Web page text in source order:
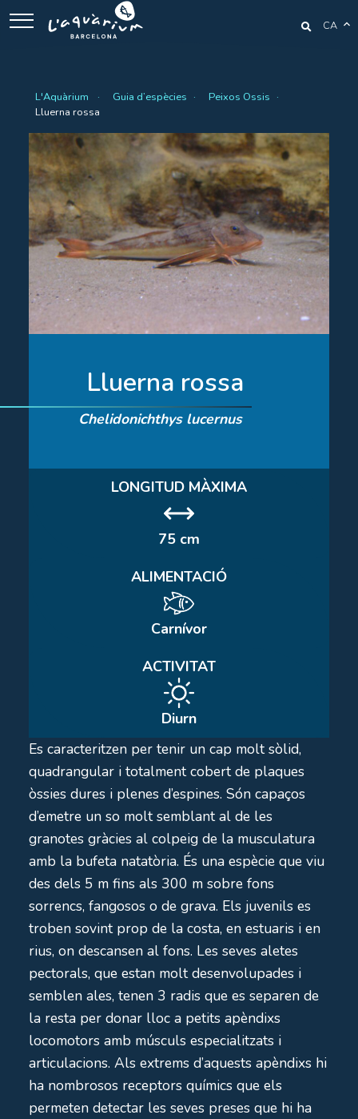
CA
L'Aquàrium Guia d’espècies
Peixos Ossis
Lluerna rossa
Lluerna rossa
Chelidonichthys lucernus
LONGITUD MÀXIMA
75 cm
ALIMENTACIÓ
Carnívor
ACTIVITAT
Diurn
Es caracteritzen per tenir un cap molt sòlid,
quadrangular i totalment cobert de plaques
òssies dures i plenes d’espines. Són capaços
d’emetre un so molt semblant al de les
granotes gràcies al colpeig de la musculatura
amb la bufeta natatòria. És una espècie que viu
des dels 5 m fins als 300 m sobre fons
sorrencs, fangosos o de grava. Els juvenils es
troben sovint prop de la costa, en estuaris i en
rius, on descansen al fons. Les seves aletes
pectorals, que estan molt desenvolupades i
semblen ales, tenen 3 radis que es separen de
la resta per donar lloc a petits apèndixs
locomotors amb músculs especialitzats i
articulacions. Als extrems d’aquests apèndixs hi
ha nombrosos receptors químics que els
permeten detectar les seves preses que hi ha